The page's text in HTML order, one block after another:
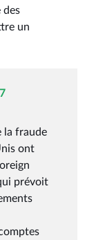
des
un
la fraude
ont
prévoit